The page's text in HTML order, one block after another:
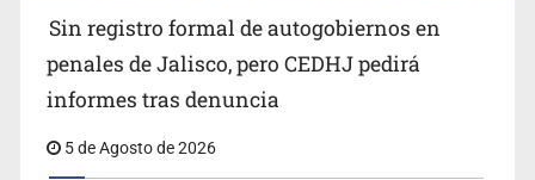
Sin registro formal de autogobiernos en
penales de Jalisco, pero CEDHJ pedirá
informes tras denuncia
5 de Agosto de 2026